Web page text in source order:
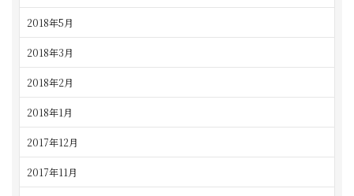
2018年5月
2018年3月
2018年2月
2018年1月
2017年12月
2017年11月